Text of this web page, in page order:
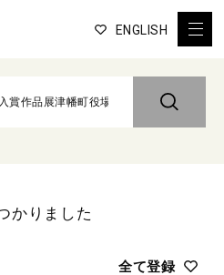
ENGLISH
全て登録
かりました